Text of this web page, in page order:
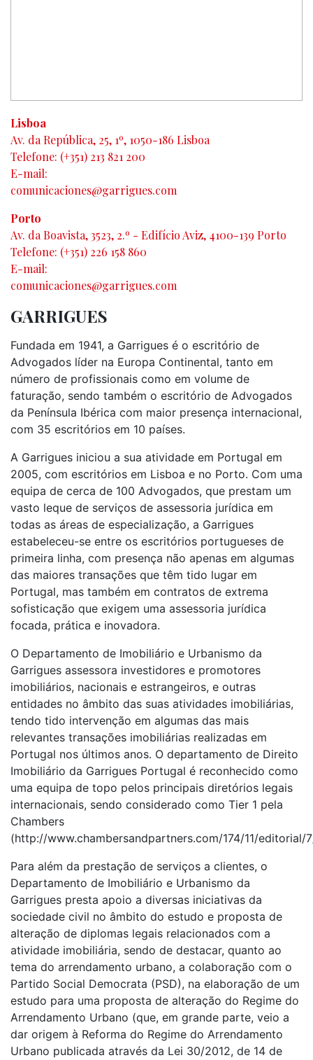
Lisboa
Av. da República, 25, 1º, 1050-186 Lisboa
Telefone: (+351) 213 821 200
E-mail:
comunicaciones@garrigues.com
Porto
Av. da Boavista, 3523, 2.º - Edifício Aviz, 4100-139 Porto
Telefone: (+351) 226 158 860
E-mail:
comunicaciones@garrigues.com
GARRIGUES
Fundada em 1941, a Garrigues é o escritório de
Advogados líder na Europa Continental, tanto em
número de profissionais como em volume de
faturação, sendo também o escritório de Advogados
da Península Ibérica com maior presença internacional,
com 35 escritórios em 10 países.
A Garrigues iniciou a sua atividade em Portugal em
2005, com escritórios em Lisboa e no Porto. Com uma
equipa de cerca de 100 Advogados, que prestam um
vasto leque de serviços de assessoria jurídica em
todas as áreas de especialização, a Garrigues
estabeleceu-se entre os escritórios portugueses de
primeira linha, com presença não apenas em algumas
das maiores transações que têm tido lugar em
Portugal, mas também em contratos de extrema
sofisticação que exigem uma assessoria jurídica
focada, prática e inovadora.
O Departamento de Imobiliário e Urbanismo da
Garrigues assessora investidores e promotores
imobiliários, nacionais e estrangeiros, e outras
entidades no âmbito das suas atividades imobiliárias,
tendo tido intervenção em algumas das mais
relevantes transações imobiliárias realizadas em
Portugal nos últimos anos. O departamento de Direito
Imobiliário da Garrigues Portugal é reconhecido como
uma equipa de topo pelos principais diretórios legais
internacionais, sendo considerado como Tier 1 pela
Chambers
(http://www.chambersandpartners.com/174/11/editorial/
Para além da prestação de serviços a clientes, o
Departamento de Imobiliário e Urbanismo da
Garrigues presta apoio a diversas iniciativas da
sociedade civil no âmbito do estudo e proposta de
alteração de diplomas legais relacionados com a
atividade imobiliária, sendo de destacar, quanto ao
tema do arrendamento urbano, a colaboração com o
Partido Social Democrata (PSD), na elaboração de um
estudo para uma proposta de alteração do Regime do
Arrendamento Urbano (que, em grande parte, veio a
dar origem à Reforma do Regime do Arrendamento
Urbano publicada através da Lei 30/2012, de 14 de